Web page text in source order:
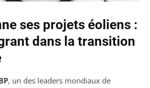
ses projets éoliens :
dans la transition
, un des leaders mondiaux de